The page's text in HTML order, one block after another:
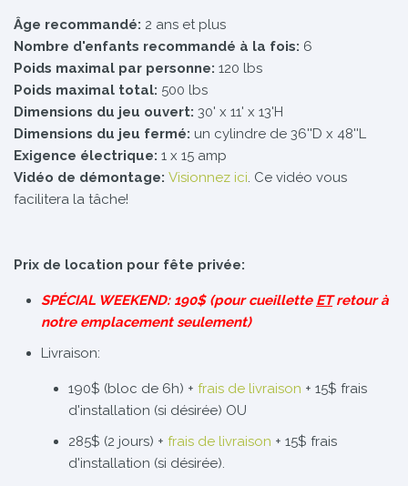
Âge recommandé: 2 ans et plus
Nombre d'enfants recommandé à la fois: 6
Poids maximal par personne: 120 lbs
Poids maximal total: 500 lbs
Dimensions du jeu ouvert: 30' x 11' x 13'H
Dimensions du jeu fermé: un cylindre de 36''D x 48''L
Exigence électrique: 1 x 15 amp
Vidéo de démontage: Visionnez ici. Ce vidéo vous
facilitera la tâche!
Prix de location pour fête privée:
SPÉCIAL WEEKEND: 190$ (pour cueillette ETretour à
notre emplacement seulement)
Livraison:
190$ (bloc de 6h) + frais de livraison + 15$ frais
d'installation (si désirée) OU
285$ (2 jours) + frais de livraison + 15$ frais
d'installation (si désirée).